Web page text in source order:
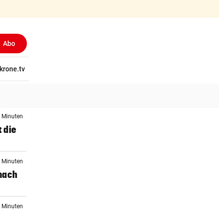
Abo
krone.tv
Minuten
die
Minuten
Minuten